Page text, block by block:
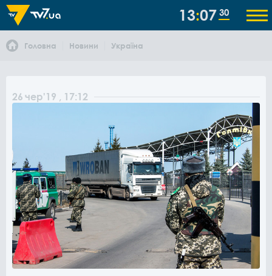
13 07 30
Головна Новини Україна
26 чер'19 , 17:12